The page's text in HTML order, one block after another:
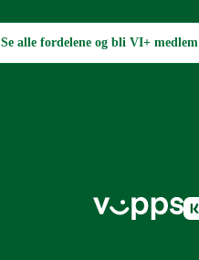
Se alle fordelene og bli VI+ medlem